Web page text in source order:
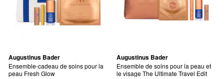
Augustinus Bader
Ensemble-cadeau de soins pour la
peau Fresh Glow
Augustinus Bader
Ensemble de soins pour la peau et
le visage The Ultimate Travel Edit